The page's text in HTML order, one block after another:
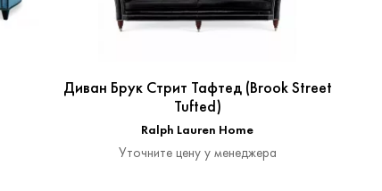
Диван Брук Стрит Тафтед (Brook Street
Tufted)
Ralph Lauren Home
Уточните цену у менеджера